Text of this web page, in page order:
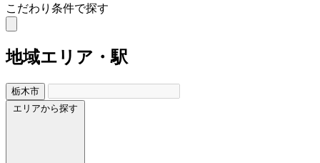
こだわり条件で探す
地域エリア・駅
栃木市
エリアから探す